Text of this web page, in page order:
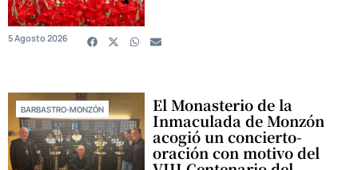
5 Agosto 2026
BARBASTRO-MONZÓN El Monasterio de la
Inmaculada de Monzón
acogió un concierto-
oración con motivo del